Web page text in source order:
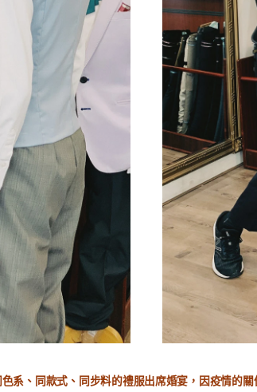
系、同款式、同步料的禮服出席婚宴，因疫情的